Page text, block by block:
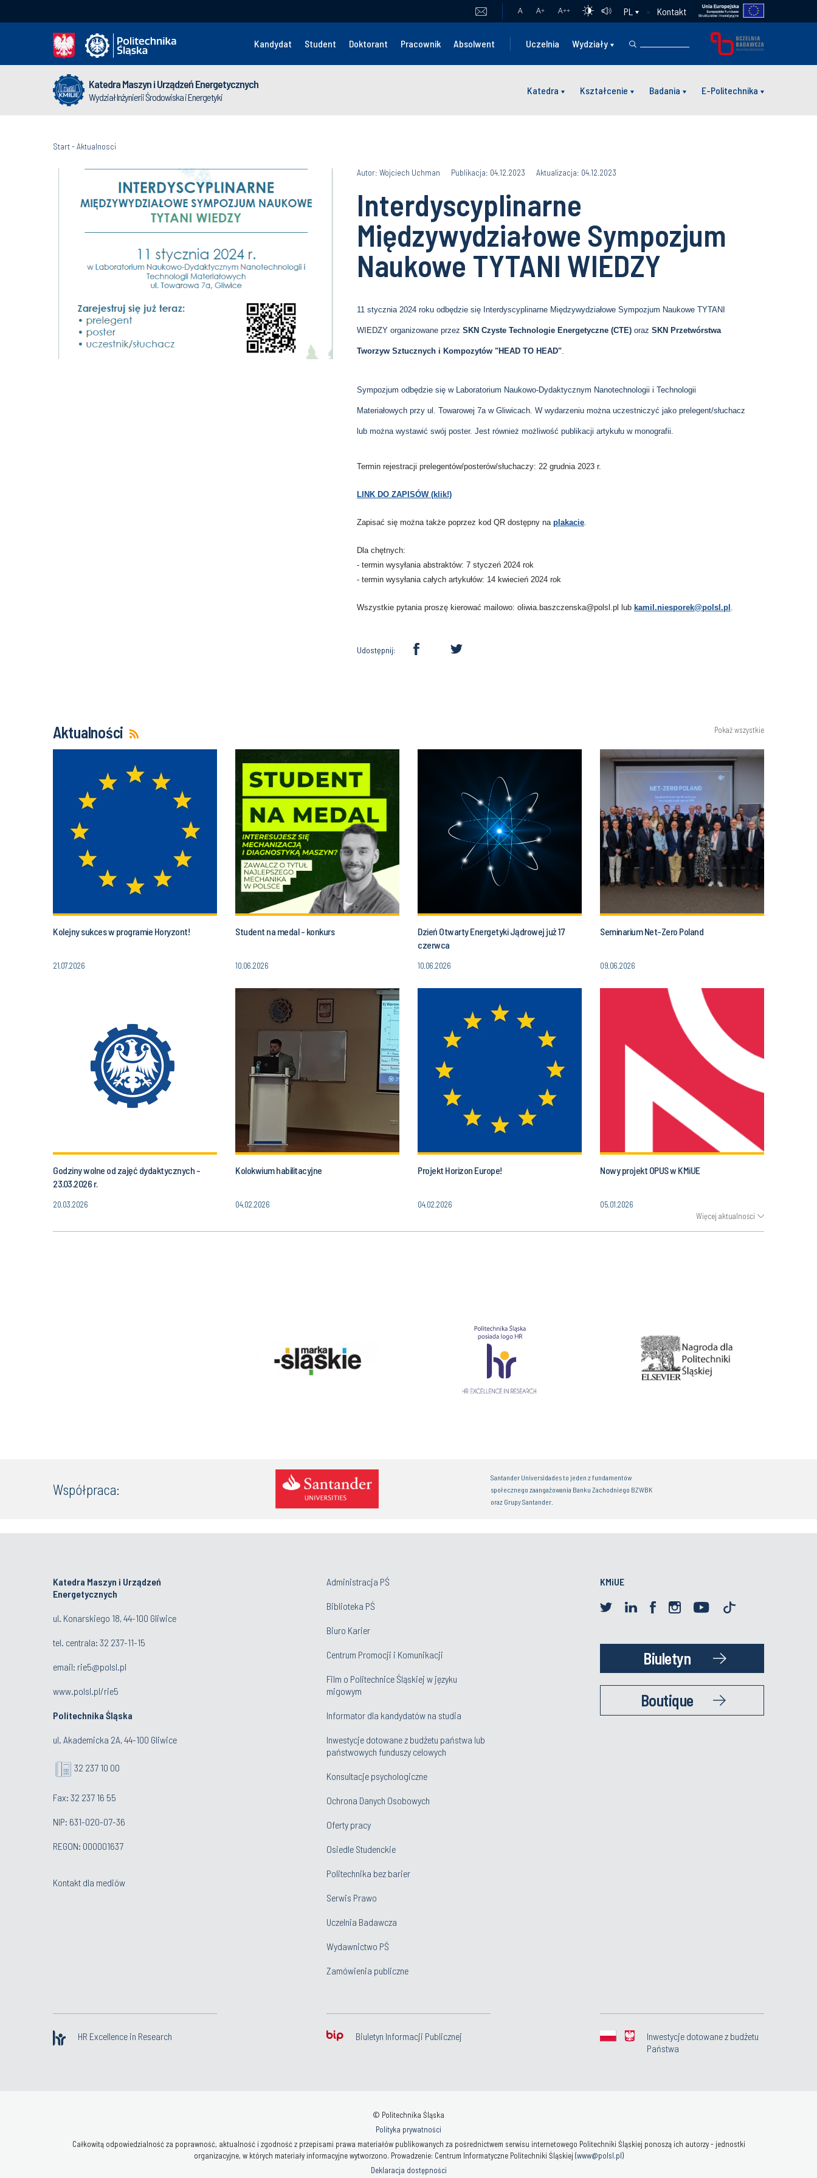
A A+ A++ PL Kontakt
Kandydat Student Doktorant Pracownik Absolwent Uczelnia Wydziały
Katedra Maszyn i Urządzeń Energetycznych
Wydział Inżynierii Środowiska i Energetyki
Katedra Kształcenie Badania E-Politechnika
Start-Aktualnosci
Autor: Wojciech Uchman Publikacja: 04.12.2023 Aktualizacja: 04.12.2023
Interdyscyplinarne
Międzywydziałowe Sympozjum
Naukowe TYTANI WIEDZY
11 stycznia 2024 roku odbędzie się Interdyscyplinarne Międzywydziałowe Sympozjum Naukowe TYTANI
WIEDZY organizowane przez SKN Czyste Technologie Energetyczne (CTE) oraz SKN Przetwórstwa
Tworzyw Sztucznych i Kompozytów "HEAD TO HEAD".
Sympozjum odbędzie się w Laboratorium Naukowo-Dydaktycznym Nanotechnologii i Technologii
Materiałowych przy ul. Towarowej 7a w Gliwicach. W wydarzeniu można uczestniczyć jako prelegent/słuchacz
lub można wystawić swój poster. Jest również możliwość publikacji artykułu w monografii.
Termin rejestracji prelegentów/posterów/słuchaczy: 22 grudnia 2023 r.
LINK DO ZAPISÓW (klik!)
Zapisać się można także poprzez kod QR dostępny na plakacie.
Dla chętnych:
- termin wysyłania abstraktów: 7 styczeń 2024 rok
- termin wysyłania całych artykułów: 14 kwiecień 2024 rok
Wszystkie pytania proszę kierować mailowo: oliwia.baszczenska@polsl.pl lub kamil.niesporek@polsl.pl .
Udostępnij:
Aktualności Pokaż wszystkie
Kolejny sukces w programie Horyzont!
21.07.2026
Student na medal - konkurs
10.06.2026
Dzień Otwarty Energetyki Jądrowej już 17
czerwca
10.06.2026
Seminarium Net-Zero Poland
09.06.2026
Godziny wolne od zajęć dydaktycznych -
23.03.2026 r.
20.03.2026
Kolokwium habilitacyjne
04.02.2026
Projekt Horizon Europe!
04.02.2026
Nowy projekt OPUS w KMiUE
05.01.2026
Więcej aktualności
Współpraca:
Santander Universidades to jeden z fundamentów
społecznego zaangażowania Banku Zachodniego BZWBK
oraz Grupy Santander.
Katedra Maszyn i Urządzeń
Energetycznych
ul. Konarskiego 18, 44-100 Gliwice
tel. centrala: 32 237-11-15
email: rie5@polsl.pl
www.polsl.pl/rie5
Politechnika Śląska
ul. Akademicka 2A, 44-100 Gliwice
32 237 10 00
Fax: 32 237 16 55
NIP: 631-020-07-36
REGON: 000001637
Kontakt dla mediów
Administracja PŚ
Biblioteka PŚ
Biuro Karier
Centrum Promocji i Komunikacji
Film o Politechnice Śląskiej w języku
migowym
Informator dla kandydatów na studia
Inwestycje dotowane z budżetu państwa lub
państwowych funduszy celowych
Konsultacje psychologiczne
Ochrona Danych Osobowych
Oferty pracy
Osiedle Studenckie
Politechnika bez barier
Serwis Prawo
Uczelnia Badawcza
Wydawnictwo PŚ
Zamówienia publiczne
KMiUE
Biuletyn
Boutique
HR Excellence in Research Biuletyn Informacji Publicznej
Inwestycje dotowane z budżetu
Państwa
© Politechnika Śląska
Polityka prywatności
Całkowitą odpowiedzialność za poprawność, aktualność i zgodność z przepisami prawa materiałów publikowanych za pośrednictwem serwisu internetowego Politechniki Śląskiej ponoszą ich autorzy - jednostki
organizacyjne, w których materiały informacyjne wytworzono. Prowadzenie: Centrum Informatyczne Politechniki Śląskiej (www@polsl.pl)
Deklaracja dostępności